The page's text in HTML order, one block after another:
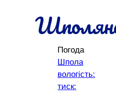
Погода
Шпола
вологість:
тиск: